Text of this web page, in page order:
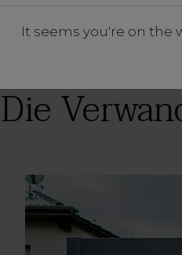
It seems you're on the
Die